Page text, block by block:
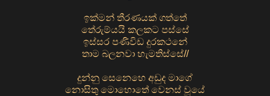
ඉක්මන් තීරණයක් ගත්තේ
තේරුම්යයි කලකට පස්සේ
ඉස්සර පණිවිඩ දුරකථනේ
තාම බලනවා හැමතිස්සේ//
දුන්නු සෙනෙහෙ අඩුද මාගේ
නොසිතු මොහොතේ වෙනස් වූයේ